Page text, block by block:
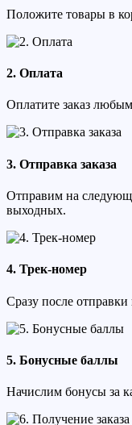
Положите товары в
2. Оплата
Оплатите заказ
3. Отправка заказа
Отправим на
выходных.
4. Трек-номер
Сразу после
5. Бонусные баллы
Начислим бонусы за